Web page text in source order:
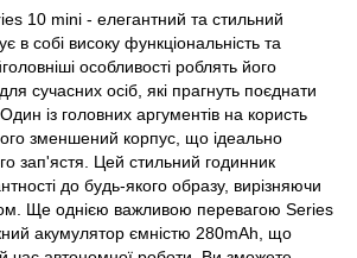
10 mini - елегантний та стильний
в собі високу функціональність та
особливості роблять його
сучасних осіб, які прагнуть поєднати
із головних аргументів на користь
зменшений корпус, що ідеально
зап'ястя. Цей стильний годинник
до будь-якого образу, вирізняючи
Ще однією важливою перевагою Series
акумулятор ємністю 280mAh, що